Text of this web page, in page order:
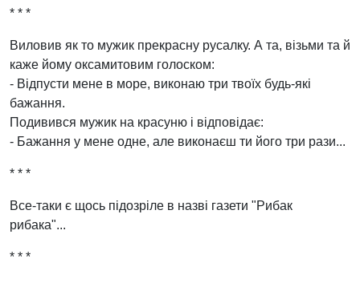
* * *
Виловив як то мужик прекрасну русалку. А та, візьми та й
каже йому оксамитовим голоском:
- Відпусти мене в море, виконаю три твоїх будь-які
бажання.
Подивився мужик на красуню і відповідає:
- Бажання у мене одне, але виконаєш ти його три рази...
* * *
Все-таки є щось підозріле в назві газети "Рибак
рибака"...
* * *